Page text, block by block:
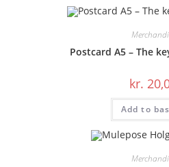
Postcard A5 – The
kr.
Add to